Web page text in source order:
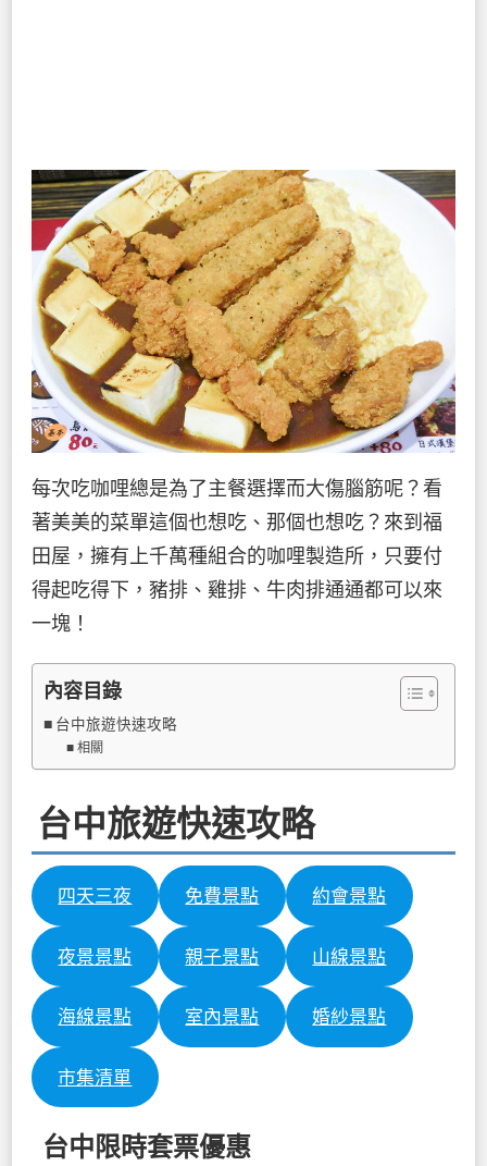
每次吃咖哩總是為了主餐選擇而大傷腦筋呢？看
著美美的菜單這個也想吃、那個也想吃？來到福
田屋，擁有上千萬種組合的咖哩製造所，只要付
得起吃得下，豬排、雞排、牛肉排通通都可以來
一塊！
內容目錄
台中旅遊快速攻略
相關
台中旅遊快速攻略
四天三夜 免費景點 約會景點
夜景景點 親子景點 山線景點
海線景點 室內景點 婚紗景點
市集清單
台中限時套票優惠